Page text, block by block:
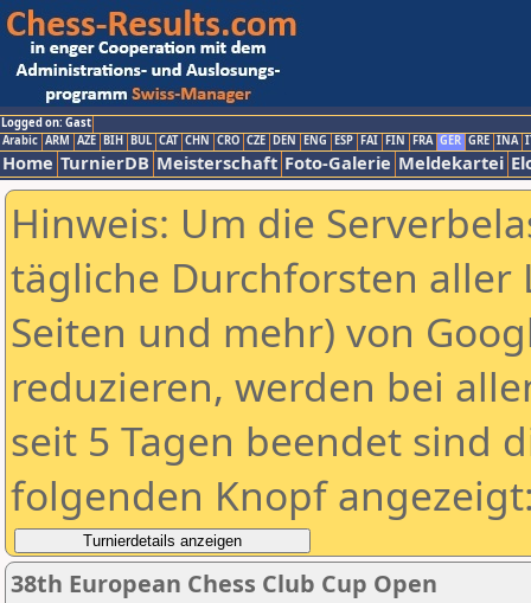
Logged on: Gast
Arabic ARM AZE BIH BUL CAT CHN CRO CZE DEN ENG ESP FAI FIN FRA GER GRE INA
Home TurnierDB Meisterschaft Foto-Galerie Meldekartei
Hinweis: Um die
tägliche Durchforsten aller
Seiten und mehr) von
reduzieren, werden bei
seit 5 Tagen beendet sind
folgenden Knopf
38th European Chess Club Cup Open